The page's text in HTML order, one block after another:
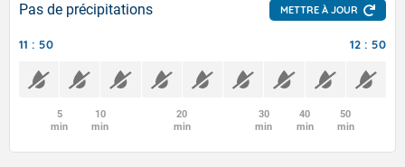
Pas de précipitations METTRE À JOUR
11 : 50 12 : 50
5
min
10
min
20
min
30
min
40
min
50
min